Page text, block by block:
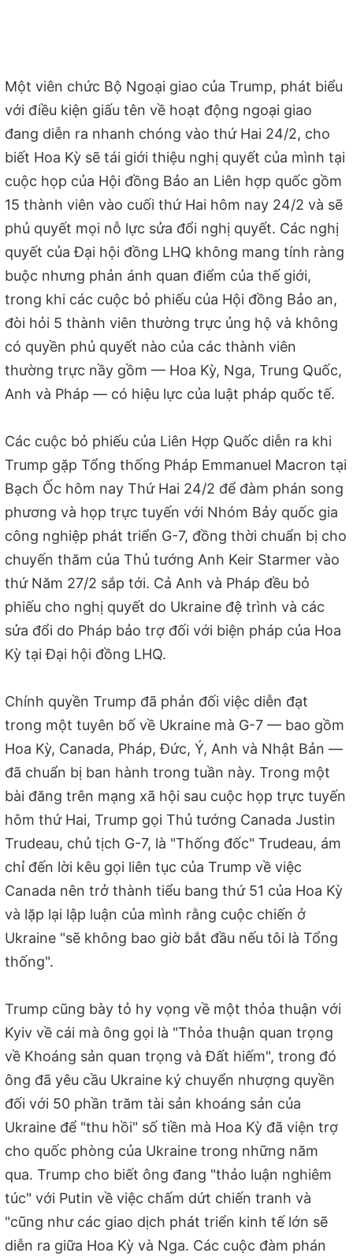
Một viên chức Bộ Ngoại giao của Trump, phát biểu
với điều kiện giấu tên về hoạt động ngoại giao
đang diễn ra nhanh chóng vào thứ Hai 24/2, cho
biết Hoa Kỳ sẽ tái giới thiệu nghị quyết của mình tại
cuộc họp của Hội đồng Bảo an Liên hợp quốc gồm
15 thành viên vào cuối thứ Hai hôm nay 24/2 và sẽ
phủ quyết mọi nỗ lực sửa đổi nghị quyết. Các nghị
quyết của Đại hội đồng LHQ không mang tính ràng
buộc nhưng phản ánh quan điểm của thế giới,
trong khi các cuộc bỏ phiếu của Hội đồng Bảo an,
đòi hỏi 5 thành viên thường trực ủng hộ và không
có quyền phủ quyết nào của các thành viên
thường trực nầy gồm — Hoa Kỳ, Nga, Trung Quốc,
Anh và Pháp — có hiệu lực của luật pháp quốc tế.
Các cuộc bỏ phiếu của Liên Hợp Quốc diễn ra khi
Trump gặp Tổng thống Pháp Emmanuel Macron tại
Bạch Ốc hôm nay Thứ Hai 24/2 để đàm phán song
phương và họp trực tuyến với Nhóm Bảy quốc gia
công nghiệp phát triển G-7, đồng thời chuẩn bị cho
chuyến thăm của Thủ tướng Anh Keir Starmer vào
thứ Năm 27/2 sắp tới. Cả Anh và Pháp đều bỏ
phiếu cho nghị quyết do Ukraine đệ trình và các
sửa đổi do Pháp bảo trợ đối với biện pháp của Hoa
Kỳ tại Đại hội đồng LHQ.
Chính quyền Trump đã phản đối việc diễn đạt
trong một tuyên bố về Ukraine mà G-7 — bao gồm
Hoa Kỳ, Canada, Pháp, Đức, Ý, Anh và Nhật Bản —
đã chuẩn bị ban hành trong tuần này. Trong một
bài đăng trên mạng xã hội sau cuộc họp trực tuyến
hôm thứ Hai, Trump gọi Thủ tướng Canada Justin
Trudeau, chủ tịch G-7, là "Thống đốc" Trudeau, ám
chỉ đến lời kêu gọi liên tục của Trump về việc
Canada nên trở thành tiểu bang thứ 51 của Hoa Kỳ
và lặp lại lập luận của mình rằng cuộc chiến ở
Ukraine "sẽ không bao giờ bắt đầu nếu tôi là Tổng
thống".
Trump cũng bày tỏ hy vọng về một thỏa thuận với
Kyiv về cái mà ông gọi là "Thỏa thuận quan trọng
về Khoáng sản quan trọng và Đất hiếm", trong đó
ông đã yêu cầu Ukraine ký chuyển nhượng quyền
đối với 50 phần trăm tài sản khoáng sản của
Ukraine để "thu hồi" số tiền mà Hoa Kỳ đã viện trợ
cho quốc phòng của Ukraine trong những năm
qua. Trump cho biết ông đang "thảo luận nghiêm
túc" với Putin về việc chấm dứt chiến tranh và
"cũng như các giao dịch phát triển kinh tế lớn sẽ
diễn ra giữa Hoa Kỳ và Nga. Các cuộc đàm phán